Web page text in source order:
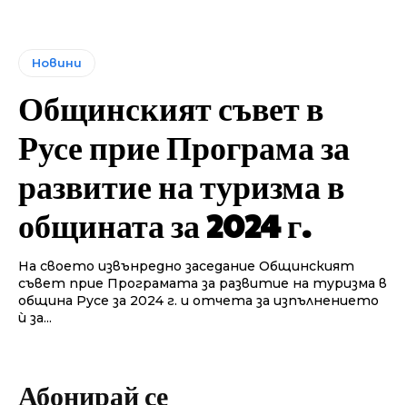
Новини
Общинският съвет в
Русе прие Програма за
развитие на туризма в
общината за 2024 г.
На своето извънредно заседание Общинският
съвет прие Програмата за развитие на туризма в
община Русе за 2024 г. и отчета за изпълнението
ѝ за...
Абонирай се